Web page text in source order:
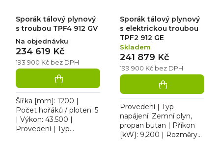
Sporák tálový plynový
s troubou TPF4 912 GV
Na objednávku
193 900 Kč bez DPH
234 619 Kč
Šířka [mm]: 1200 |
Počet hořáků / ploten: 5
| Výkon: 43.500 |
Provedení | Typ
Sporák tálový plynový
s elektrickou troubou
TPF2 912 GE
Skladem
199 900 Kč bez DPH
241 879 Kč
Provedení | Typ
napájení: Zemní plyn,
propan butan | Příkon
[kW]: 9,200 | Rozměry